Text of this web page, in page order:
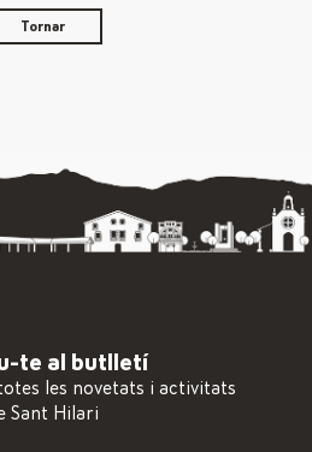
Tornar
te al butlletí
les novetats i activitats
Sant Hilari